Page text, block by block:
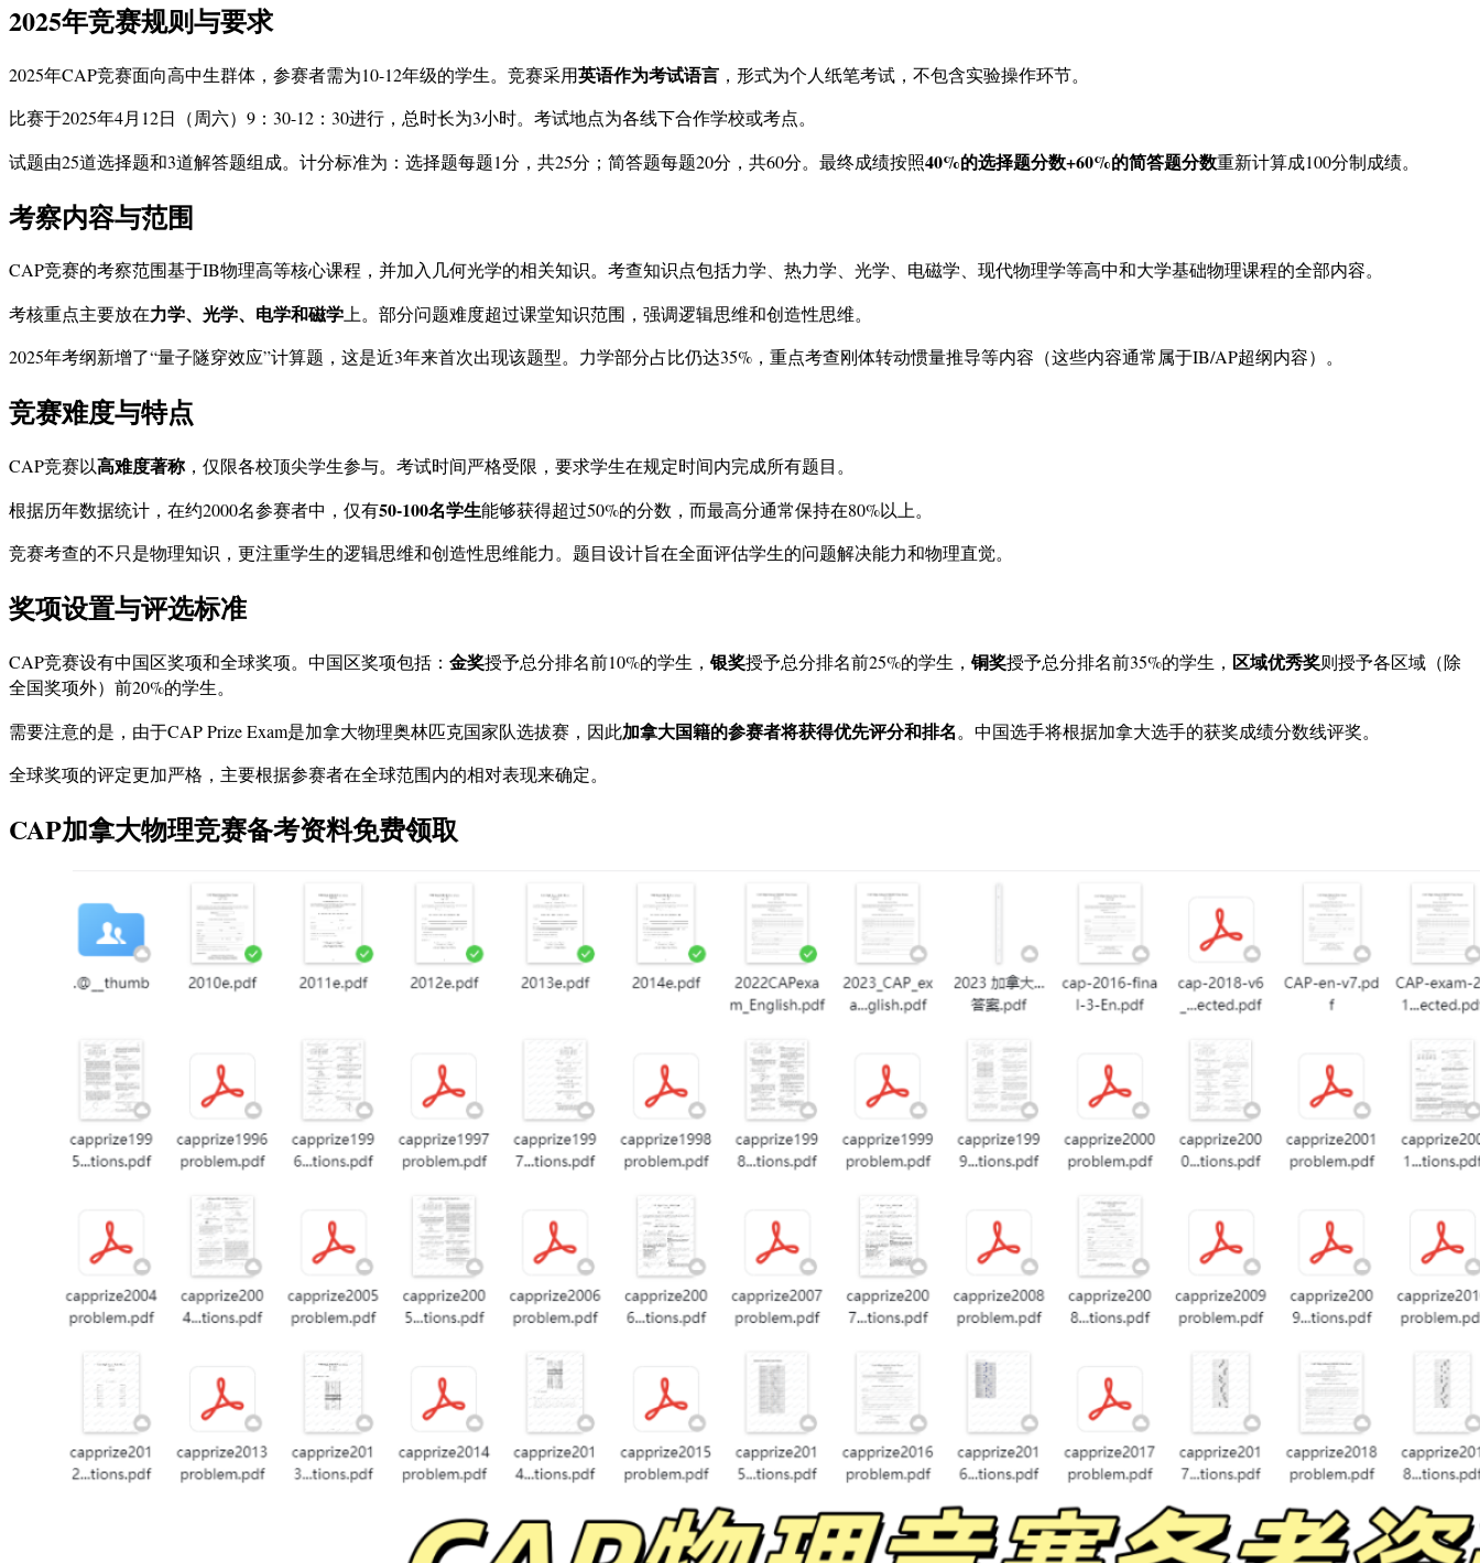
2025年竞赛规则与要求
2025年CAP竞赛面向高中生群体，参赛者需为10-12年级的学生。竞赛采用英语作为考试语言 ，形式为个人纸笔考试，不包含实验操作环节。
比赛于2025年4月12日（周六）9：30-12：30进行，总时长为3小时。考试地点为各线下合作学校或考点。
试题由25道选择题和3道解答题组成。计分标准为：选择题每题1分，共25分；简答题每题20分，共60分。最终成绩按照40%的选择题分数+60%的简答题分数重新计算成100分制成绩。
考察内容与范围
CAP竞赛的考察范围基于IB物理高等核心课程，并加入几何光学的相关知识。考查知识点包括力学、热力学、光学、电磁学、现代物理学等高中和大学基础物理课程的全部内容。
考核重点主要放在力学、光学、电学和磁学 上。部分问题难度超过课堂知识范围，强调逻辑思维和创造性思维。
2025年考纲新增了“量子隧穿效应”计算题，这是近3年来首次出现该题型。力学部分占比仍达35%，重点考查刚体转动惯量推导等内容（这些内容通常属于IB/AP超纲内容）。
竞赛难度与特点
CAP竞赛以高难度著称，仅限各校顶尖学生参与。考试时间严格受限，要求学生在规定时间内完成所有题目。
根据历年数据统计，在约2000名参赛者中，仅有50-100名学生能够获得超过50%的分数，而最高分通常保持在80%以上。
竞赛考查的不只是物理知识，更注重学生的逻辑思维和创造性思维能力。题目设计旨在全面评估学生的问题解决能力和物理直觉。
奖项设置与评选标准
CAP竞赛设有中国区奖项和全球奖项。中国区奖项包括： 金奖授予总分排名前10%的学生，银奖授予总分排名前25%的学生， 铜奖授予总分排名前35%的学生， 区域优秀奖则授予各区域（除
全国奖项外）前20%的学生。
需要注意的是，由于CAP Prize Exam是加拿大物理奥林匹克国家队选拔赛，因此加拿大国籍的参赛者将获得优先评分和排名。中国选手将根据加拿大选手的获奖成绩分数线评奖。
全球奖项的评定更加严格，主要根据参赛者在全球范围内的相对表现来确定。
CAP加拿大物理竞赛备考资料免费领取